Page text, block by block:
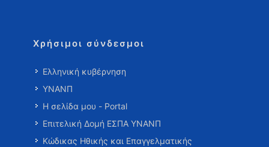
Χρήσιμοι σύνδεσμοι
Ελληνική κυβέρνηση
ΥΝΑΝΠ
Η σελίδα μου - Portal
Επιτελική Δομή ΕΣΠΑ ΥΝΑΝΠ
Κώδικας Ηθικής και Επαγγελματικής